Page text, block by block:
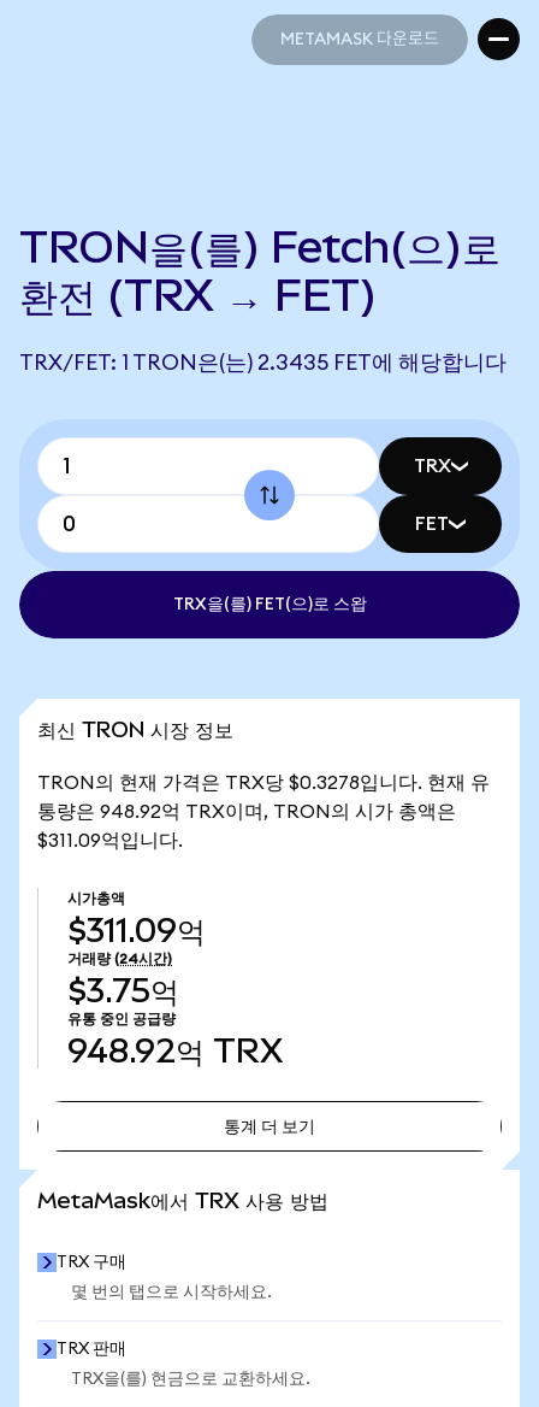
METAMASK 다운로드
TRON을(를) Fetch(으)로
환전 (TRX → FET)
TRX/FET: 1 TRON은(는) 2.3435 FET에 해당합니다
TRX
FET
TRX을(를) FET(으)로 스왑
최신 TRON 시장 정보
TRON의 현재 가격은 TRX당 $0.3278입니다. 현재 유
통량은 948.92억 TRX이며, TRON의 시가 총액은
$311.09억입니다.
시가총액
$311.09억
거래량 (24시간)
$3.75억
유통 중인 공급량
948.92억 TRX
통계 더 보기
MetaMask에서 TRX 사용 방법
TRX 구매
몇 번의 탭으로 시작하세요.
TRX 판매
TRX을(를) 현금으로 교환하세요.